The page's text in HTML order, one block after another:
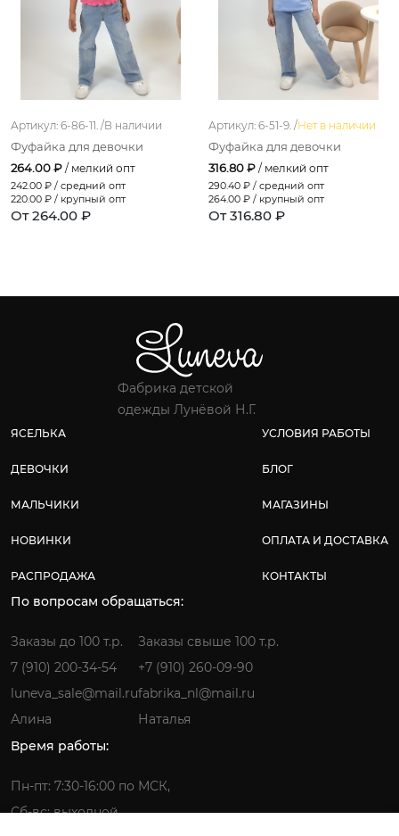
Артикул: 6-86-11. /В наличии
Фуфайка для девочки
264.00 ₽ / мелкий опт
242.00 ₽ / средний опт
220.00 ₽ / крупный опт
От 264.00 ₽
Артикул: 6-51-9. /Нет в наличии
Фуфайка для девочки
316.80 ₽ / мелкий опт
290.40 ₽ / средний опт
264.00 ₽ / крупный опт
От 316.80 ₽
Фабрика детской
одежды Лунёвой Н.Г.
ЯСЕЛЬКА
ДЕВОЧКИ
МАЛЬЧИКИ
НОВИНКИ
РАСПРОДАЖА
УСЛОВИЯ РАБОТЫ
БЛОГ
МАГАЗИНЫ
ОПЛАТА И ДОСТАВКА
КОНТАКТЫ
По вопросам обращаться:
Заказы до 100 т.р.
7 (910) 200-34-54
luneva_sale@mail.ru
Алина
Заказы свыше 100 т.р.
+7 (910) 260-09-90
fabrika_nl@mail.ru
Наталья
Время работы:
Пн-пт: 7:30-16:00 по МСК,
Сб-вс: выходной